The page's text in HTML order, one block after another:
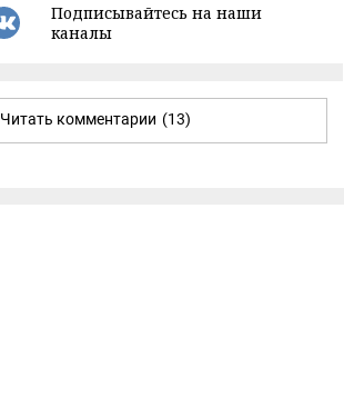
Подписывайтесь на наши
каналы
Читать комментарии (13)